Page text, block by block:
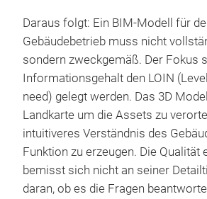
Daraus folgt: Ein BIM-Modell für
Gebäudebetrieb muss nicht
sondern zweckgemäß. Der Fokus
Informationsgehalt den LOIN
need) gelegt werden. Das 3D
Landkarte um die Assets zu
intuitiveres Verständnis des
Funktion zu erzeugen. Die Qualität
bemisst sich nicht an seiner
daran, ob es die Fragen